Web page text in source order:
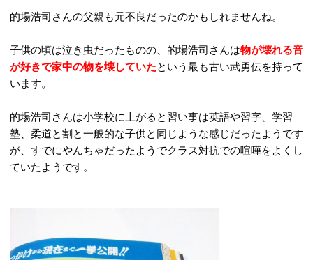
的場浩司さんの父親も元不良だったのかもしれませんね。
子供の頃は泣き虫だったものの、的場浩司さんは物が壊れる音
が好きで家中の物を壊していたという最も古い武勇伝を持って
います。
的場浩司さんは小学校に上がると習い事は英語や習字、学習
塾、柔道と割と一般的な子供と同じような感じだったようです
が、すでにやんちゃだったようでクラス対抗での喧嘩をよくし
ていたようです。